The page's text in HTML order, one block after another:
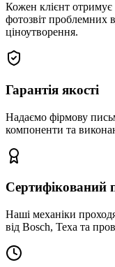
Кожен клієнт отримує
фотозвіт проблемних
ціноутворення.
Гарантія якості
Надаємо фірмову
компоненти та
Сертифікований
Наші механіки
від Bosch, Texa та